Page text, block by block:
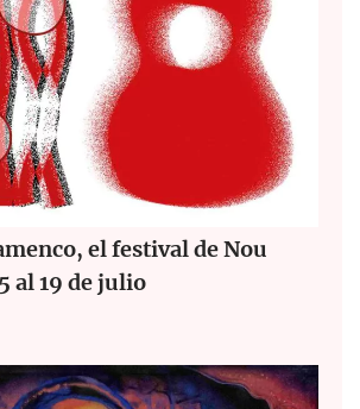
el festival de Nou
al 19 de julio